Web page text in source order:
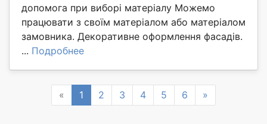
допомога при виборі матеріалу Можемо
працювати з своїм матеріалом або матеріалом
замовника. Декоративне оформлення фасадів.
... Подробнее
« Previous
1 2 3 4 5 6 »